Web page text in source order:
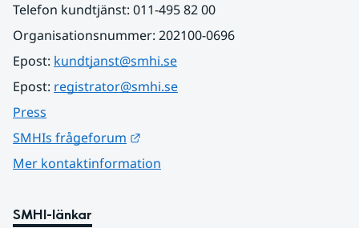
Telefon kundtjänst: 011-495 82 00
Organisationsnummer: 202100-0696
Epost: kundtjanst@smhi.se
Epost: registrator@smhi.se
Press
SMHIs frågeforum
Mer kontaktinformation
SMHI-länkar